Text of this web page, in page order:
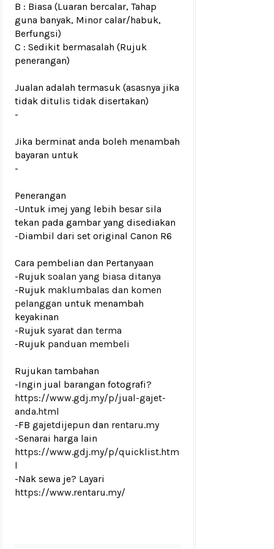
B : Biasa (Luaran bercalar, Tahap
guna banyak, Minor calar/habuk,
Berfungsi)
C : Sedikit bermasalah (Rujuk
penerangan)
Jualan adalah termasuk (asasnya jika
tidak ditulis tidak disertakan)
-
Jika berminat anda boleh menambah
bayaran untuk
-
Penerangan
-Untuk imej yang lebih besar sila
tekan pada gambar yang disediakan
-Diambil dari set original Canon R6
Cara pembelian dan Pertanyaan
-Rujuk soalan yang biasa ditanya
-Rujuk maklumbalas dan komen
pelanggan untuk menambah
keyakinan
-Rujuk syarat dan terma
-Rujuk panduan membeli
Rujukan tambahan
-Ingin jual barangan fotografi?
https://www.gdj.my/p/jual-gajet-
anda.html
-FB gajetdijepun dan rentaru.my
-Senarai harga lain
https://www.gdj.my/p/quicklist.htm
l
-Nak sewa je? Layari
https://www.rentaru.my/